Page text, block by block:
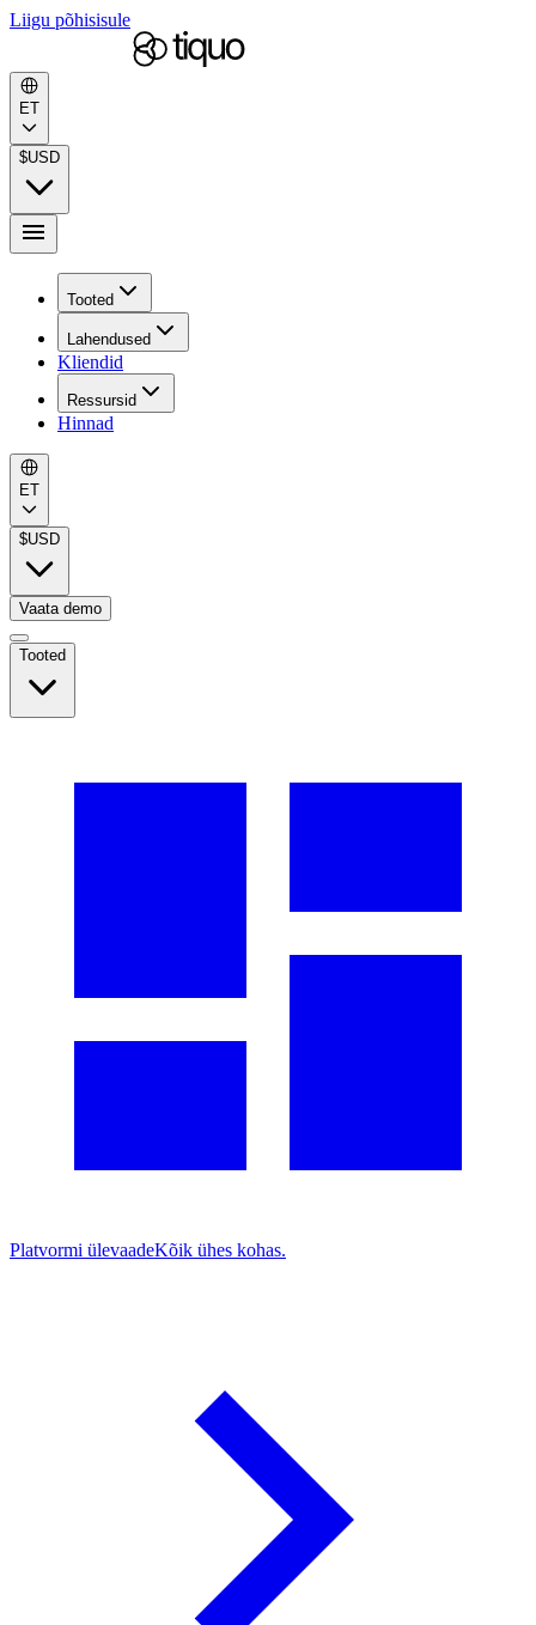
Liigu põhisisule
ET
$USD
Tooted
Lahendused
Kliendid
Ressursid
Hinnad
ET
$USD
Vaata demo
Tooted
Platvormi ülevaadeKõik ühes kohas.